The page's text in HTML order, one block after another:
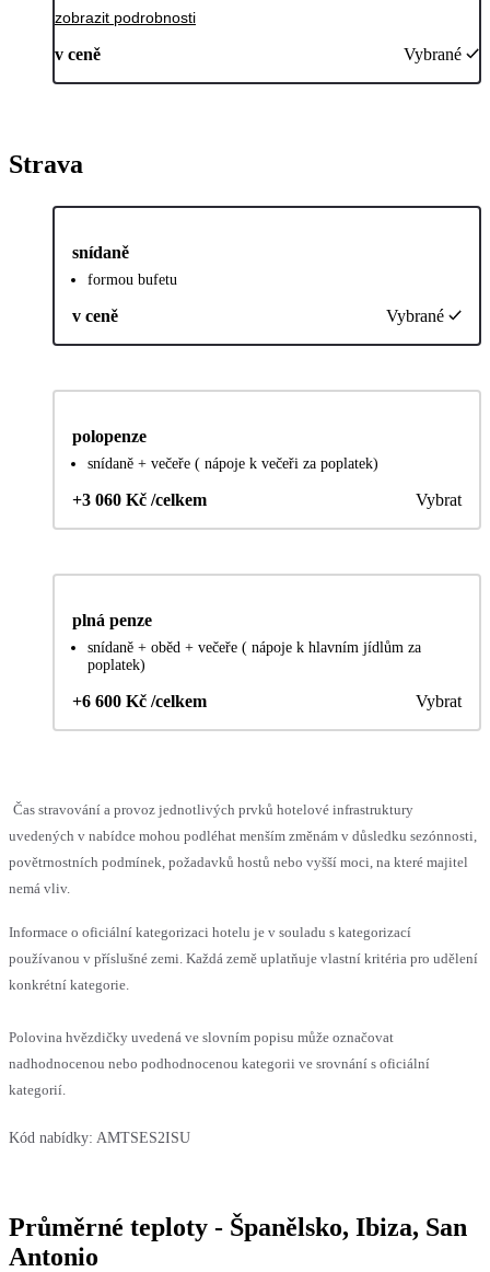
zobrazit podrobnosti
v ceně Vybrané
Strava
snídaně
formou bufetu
v ceně Vybrané
polopenze
snídaně + večeře ( nápoje k večeři za poplatek)
+3 060 Kč /celkem Vybrat
plná penze
snídaně + oběd + večeře ( nápoje k hlavním jídlům za
poplatek)
+6 600 Kč /celkem Vybrat
Čas stravování a provoz jednotlivých prvků hotelové infrastruktury
uvedených v nabídce mohou podléhat menším změnám v důsledku sezónnosti,
povětrnostních podmínek, požadavků hostů nebo vyšší moci, na které majitel
nemá vliv.
Informace o oficiální kategorizaci hotelu je v souladu s kategorizací
používanou v příslušné zemi. Každá země uplatňuje vlastní kritéria pro udělení
konkrétní kategorie.
Polovina hvězdičky uvedená ve slovním popisu může označovat
nadhodnocenou nebo podhodnocenou kategorii ve srovnání s oficiální
kategorií.
Kód nabídky: AMTSES2ISU
Průměrné teploty - Španělsko, Ibiza, San
Antonio